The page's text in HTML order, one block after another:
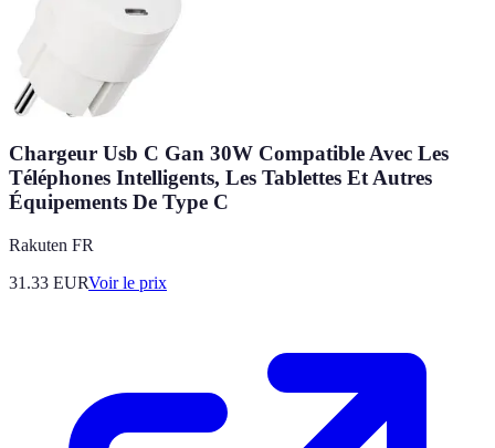
Chargeur Usb C Gan 30W Compatible Avec Les
Téléphones Intelligents, Les Tablettes Et Autres
Équipements De Type C
Rakuten FR
31.33 EURVoir le prix